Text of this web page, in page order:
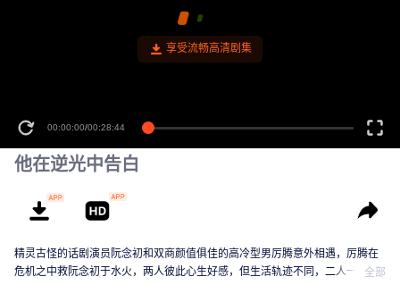
00:00:00/00:28:44
他在逆光中告白
精灵古怪的话剧演员阮念初和双商颜值俱佳的高冷型男厉腾意外相遇，厉腾在
危机之中救阮念初于水火，两人彼此心生好感，但生活轨迹不同，二人一别两
全部